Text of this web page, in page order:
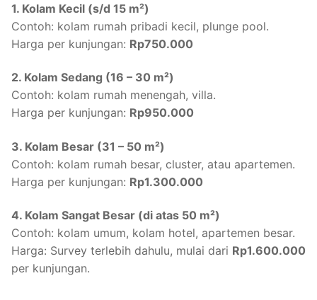
1. Kolam Kecil (s/d 15 m²)
Contoh: kolam rumah pribadi kecil, plunge pool.
Harga per kunjungan: Rp750.000
2. Kolam Sedang (16 – 30 m²)
Contoh: kolam rumah menengah, villa.
Harga per kunjungan: Rp950.000
3. Kolam Besar (31 – 50 m²)
Contoh: kolam rumah besar, cluster, atau apartemen.
Harga per kunjungan: Rp1.300.000
4. Kolam Sangat Besar (di atas 50 m²)
Contoh: kolam umum, kolam hotel, apartemen besar.
Harga: Survey terlebih dahulu, mulai dari Rp1.600.000
per kunjungan.